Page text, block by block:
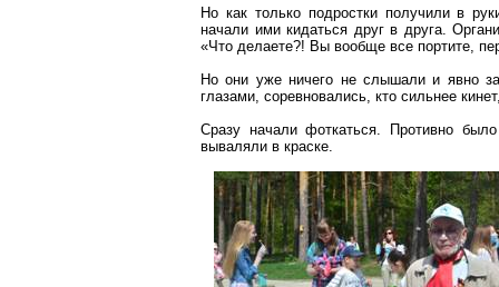
Но как только подростки получили в
начали ими кидаться друг в друга.
«Что делаете?! Вы вообще все портите,
Но они уже ничего не слышали и явно
глазами, соревновались, кто сильнее
Сразу начали фоткаться. Противно
вываляли в краске.